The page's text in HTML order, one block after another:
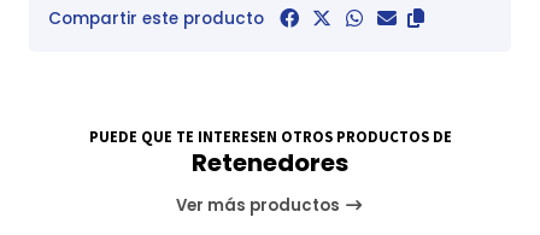
Compartir este producto
PUEDE QUE TE INTERESEN OTROS PRODUCTOS DE
Retenedores
Ver más productos